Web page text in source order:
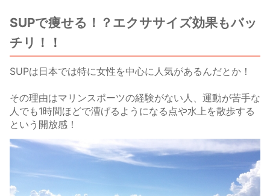
SUPで痩せる！？エクササイズ効果もバッ
チリ！！
SUPは日本では特に女性を中心に人気があるんだとか！
その理由はマリンスポーツの経験がない人、運動が苦手な
人でも1時間ほどで漕げるようになる点や水上を散歩する
という開放感！